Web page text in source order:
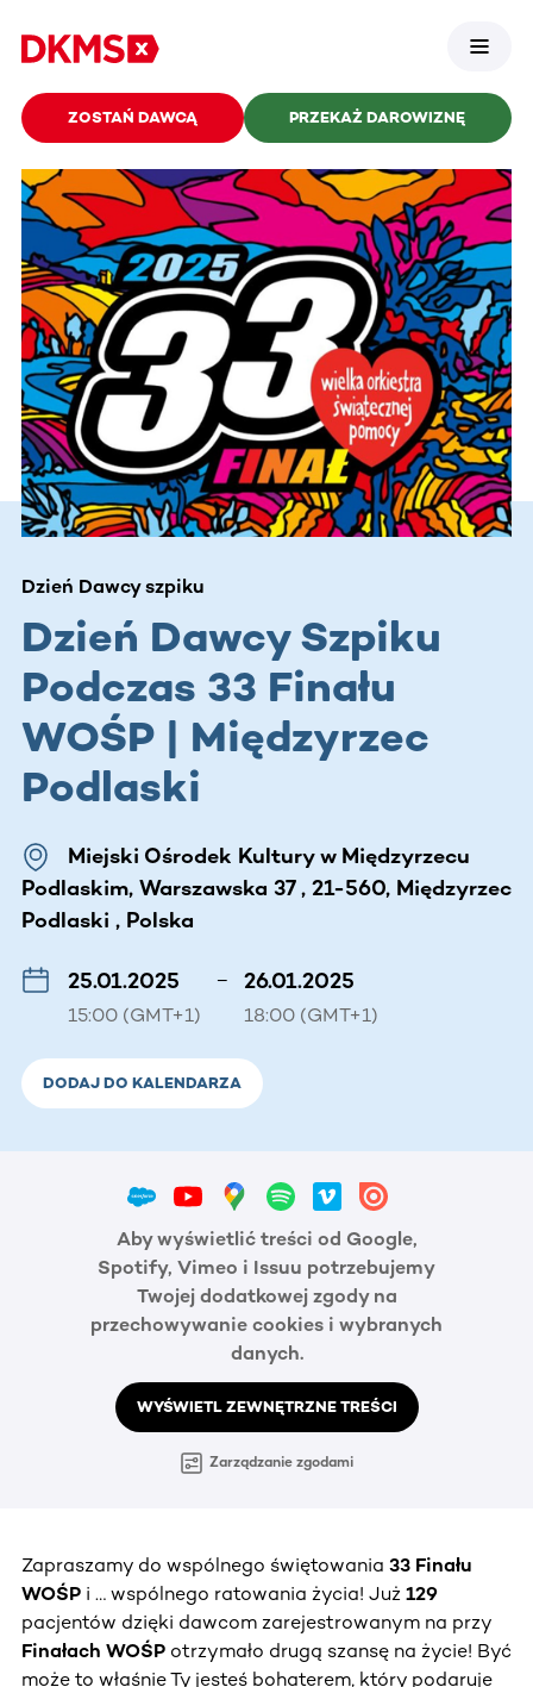
ZOSTAŃ DAWCĄ PRZEKAŻ DAROWIZNĘ
Dzień Dawcy szpiku
Dzień Dawcy Szpiku
Podczas 33 Finału
WOŚP | Międzyrzec
Podlaski
Miejski Ośrodek Kultury w Międzyrzecu
Podlaskim, Warszawska 37 , 21-560, Międzyrzec
Podlaski , Polska
25.01.2025
15:00 (GMT+1)
– 26.01.2025
18:00 (GMT+1)
DODAJ DO KALENDARZA
Aby wyświetlić treści od Google,
Spotify, Vimeo i Issuu potrzebujemy
Twojej dodatkowej zgody na
przechowywanie cookies i wybranych
danych.
WYŚWIETL ZEWNĘTRZNE TREŚCI
Zarządzanie zgodami
Zapraszamy do wspólnego świętowania 33 Finału
WOŚP i … wspólnego ratowania życia! Już 129
pacjentów dzięki dawcom zarejestrowanym na przy
Finałach WOŚP otrzymało drugą szansę na życie! Być
może to właśnie Ty jesteś bohaterem, który podaruje